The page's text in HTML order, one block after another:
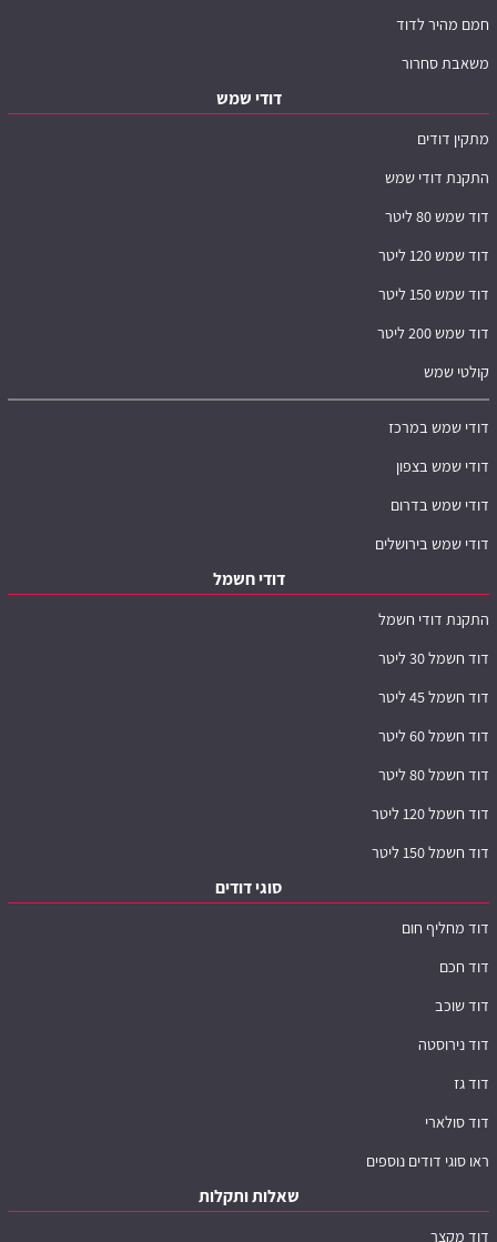
חמם מהיר לדוד
משאבת סחרור
דודי שמש
מתקין דודים
התקנת דודי שמש
דוד שמש 80 ליטר
דוד שמש 120 ליטר
דוד שמש 150 ליטר
דוד שמש 200 ליטר
קולטי שמש
דודי שמש במרכז
דודי שמש בצפון
דודי שמש בדרום
דודי שמש בירושלים
דודי חשמל
התקנת דודי חשמל
דוד חשמל 30 ליטר
דוד חשמל 45 ליטר
דוד חשמל 60 ליטר
דוד חשמל 80 ליטר
דוד חשמל 120 ליטר
דוד חשמל 150 ליטר
סוגי דודים
דוד מחליף חום
דוד חכם
דוד שוכב
דוד נירוסטה
דוד גז
דוד סולארי
ראו סוגי דודים נוספים
שאלות ותקלות
דוד מקצר